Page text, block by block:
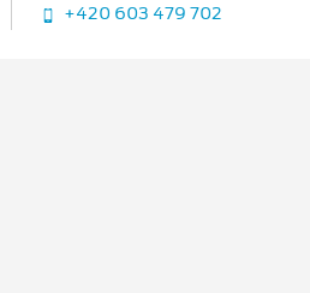
+420 603 479 702